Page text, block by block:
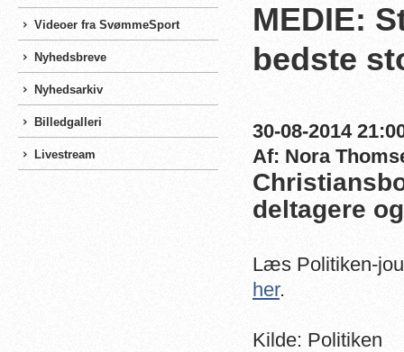
Videoer fra SvømmeSport
Nyhedsbreve
Nyhedsarkiv
Billedgalleri
Livestream
MEDIE:
bedste
30-08-2014
Af: Nora
deltagere
Læs Politiken-
her.
Kilde: Politiken